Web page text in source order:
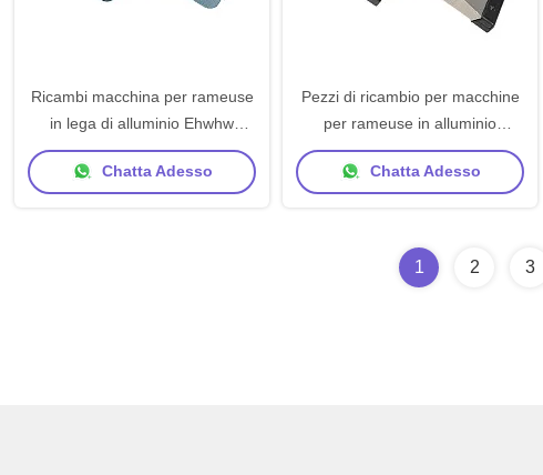
Ricambi macchina per rameuse
in lega di alluminio Ehwhw
Supporto per perno rameuse
Artos
Chatta Adesso
Pezzi di ricambio per macchine
per rameuse in alluminio
Monforts Clip per rameuse
Double
Chatta Adesso
1 2 3